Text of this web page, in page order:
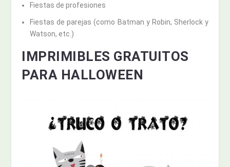
Fiestas de profesiones
Fiestas de parejas (como Batman y Robin, Sherlock y
Watson, etc.)
IMPRIMIBLES GRATUITOS
PARA HALLOWEEN